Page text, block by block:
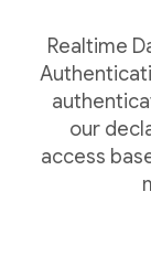
Realtime
our
access